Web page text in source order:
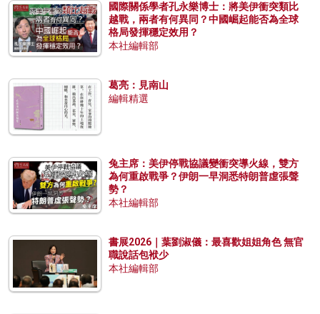
國際關係學者孔永樂博士：將美伊衝突類比
越戰，兩者有何異同？中國崛起能否為全球
格局發揮穩定效用？
本社編輯部
葛亮：見南山
編輯精選
兔主席：美伊停戰協議變衝突導火線，雙方
為何重啟戰爭？伊朗一早洞悉特朗普虛張聲
勢？
本社編輯部
書展2026｜葉劉淑儀：最喜歡姐姐角色 無官
職說話包袱少
本社編輯部